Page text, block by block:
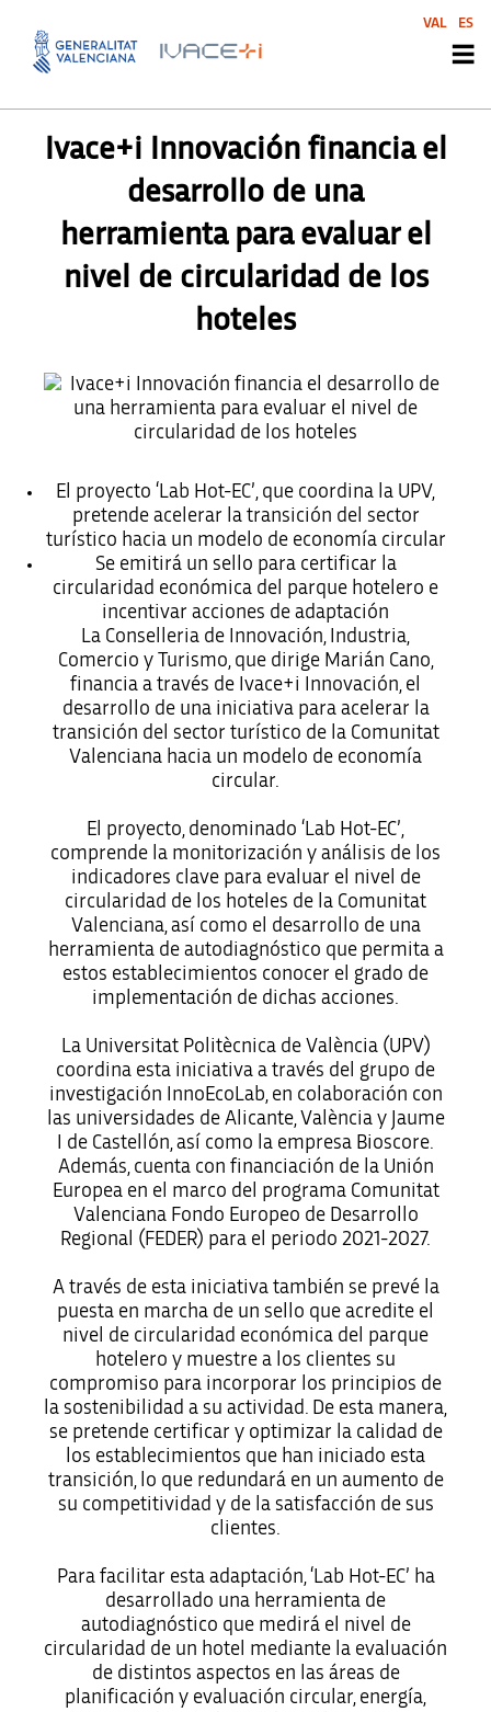
PRENSA , PRENSA
Ivace+i Innovación financia el
desarrollo de una
herramienta para evaluar el
nivel de circularidad de los
hoteles
El proyecto ‘Lab Hot-EC’, que coordina la UPV,
pretende acelerar la transición del sector
turístico hacia un modelo de economía circular
Se emitirá un sello para certificar la
circularidad económica del parque hotelero e
incentivar acciones de adaptación
La Conselleria de Innovación, Industria,
Comercio y Turismo, que dirige Marián Cano,
financia a través de Ivace+i Innovación, el
desarrollo de una iniciativa para acelerar la
transición del sector turístico de la Comunitat
Valenciana hacia un modelo de economía
circular.
El proyecto, denominado ‘Lab Hot-EC’,
comprende la monitorización y análisis de los
indicadores clave para evaluar el nivel de
circularidad de los hoteles de la Comunitat
Valenciana, así como el desarrollo de una
herramienta de autodiagnóstico que permita a
estos establecimientos conocer el grado de
implementación de dichas acciones.
La Universitat Politècnica de València (UPV)
coordina esta iniciativa a través del grupo de
investigación InnoEcoLab, en colaboración con
las universidades de Alicante, València y Jaume
I de Castellón, así como la empresa Bioscore.
Además, cuenta con financiación de la Unión
Europea en el marco del programa Comunitat
Valenciana Fondo Europeo de Desarrollo
Regional (FEDER) para el periodo 2021-2027.
A través de esta iniciativa también se prevé la
puesta en marcha de un sello que acredite el
nivel de circularidad económica del parque
hotelero y muestre a los clientes su
compromiso para incorporar los principios de
la sostenibilidad a su actividad. De esta manera,
se pretende certificar y optimizar la calidad de
los establecimientos que han iniciado esta
transición, lo que redundará en un aumento de
su competitividad y de la satisfacción de sus
clientes.
Para facilitar esta adaptación, ‘Lab Hot-EC’ ha
desarrollado una herramienta de
autodiagnóstico que medirá el nivel de
circularidad de un hotel mediante la evaluación
de distintos aspectos en las áreas de
planificación y evaluación circular, energía,
VAL ES